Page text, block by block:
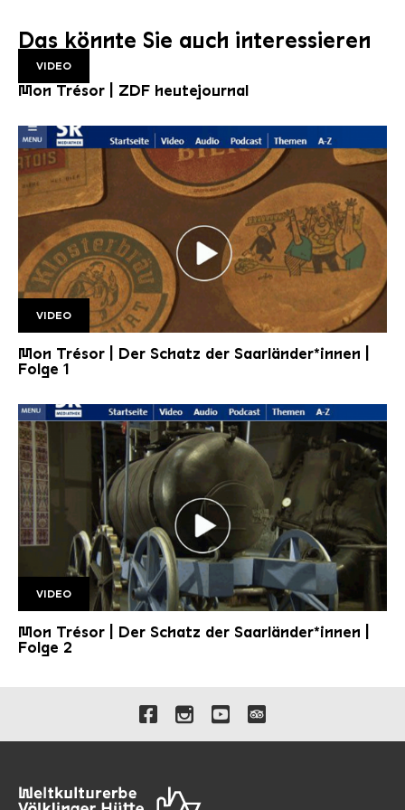
Das könnte Sie auch interessieren
VIDEO
Mon Trésor | ZDF heutejournal
SR Mon Tresor1 1920w v2
VIDEO
Mon Trésor | Der Schatz der Saarländer*innen |
Folge 1
Folge 2 1920w
VIDEO
Mon Trésor | Der Schatz der Saarländer*innen |
Folge 2
Verlinkungen zu unseren